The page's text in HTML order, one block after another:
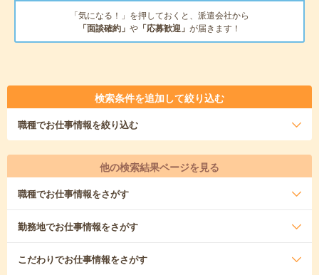
「気になる！」を押しておくと、派遣会社から
「面談確約」 や 「応募歓迎」 が届きます！
検索条件を追加して絞り込む
職種でお仕事情報を絞り込む
他の検索結果ページを見る
職種でお仕事情報をさがす
勤務地でお仕事情報をさがす
こだわりでお仕事情報をさがす